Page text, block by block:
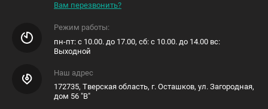
Вам перезвонить?
Режим работы:
пн-пт: с 10.00. до 17.00, сб: с 10.00. до 14.00 вс:
Выходной
Наш адрес
172735, Тверская область, г. Осташков, ул. Загородная,
дом 56 "В"